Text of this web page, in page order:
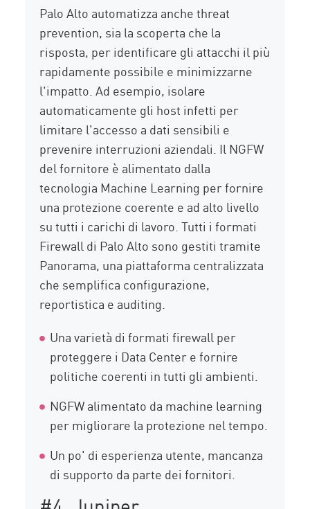
Palo Alto automatizza anche threat
prevention, sia la scoperta che la
risposta, per identificare gli attacchi il più
rapidamente possibile e minimizzarne
l'impatto. Ad esempio, isolare
automaticamente gli host infetti per
limitare l'accesso a dati sensibili e
prevenire interruzioni aziendali. Il NGFW
del fornitore è alimentato dalla
tecnologia Machine Learning per fornire
una protezione coerente e ad alto livello
su tutti i carichi di lavoro. Tutti i formati
Firewall di Palo Alto sono gestiti tramite
Panorama, una piattaforma centralizzata
che semplifica configurazione,
reportistica e auditing.
Una varietà di formati firewall per
proteggere i Data Center e fornire
politiche coerenti in tutti gli ambienti.
NGFW alimentato da machine learning
per migliorare la protezione nel tempo.
Un po' di esperienza utente, mancanza
di supporto da parte dei fornitori.